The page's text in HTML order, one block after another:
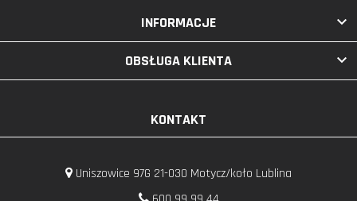
INFORMACJE 
OBSŁUGA KLIENTA 
KONTAKT
Uniszowice 97G 21-030 Motycz/koło Lublina